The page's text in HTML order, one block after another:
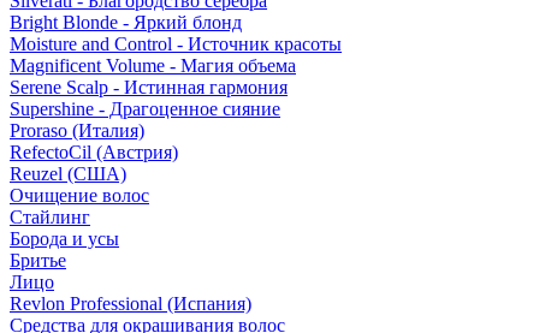
Bright Blonde - Яркий блонд
Moisture and Control - Источник красоты
Magnificent Volume - Магия объема
Serene Scalp - Истинная гармония
Supershine - Драгоценное сияние
Proraso (Италия)
RefectoCil (Австрия)
Reuzel (США)
Очищение волос
Стайлинг
Борода и усы
Бритье
Лицо
Revlon Professional (Испания)
Средства для окрашивания волос